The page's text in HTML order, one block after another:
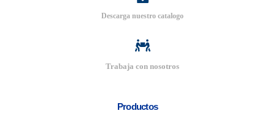
Descarga nuestro catalogo
Trabaja con nosotros
Productos